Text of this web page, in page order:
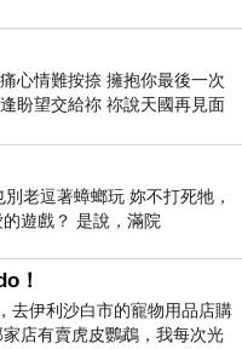
上揮灑、壓印與流淌
心情難按捺 擁抱你最後一次
盼望交給祢 祢說天國再見面
靈魂再
老逗著蟑螂玩 妳不打死牠，
遊戲？ 是說，滿院
！
去伊利沙白市的寵物用品店購
店有賣虎皮鸚鵡，我每次光